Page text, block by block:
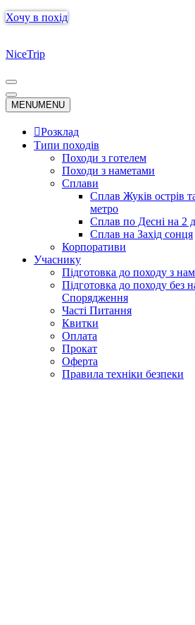
Хочу в похід
NiceTrip
Меню
навігації
Меню
навігації
MENUMENU
Розклад
Типи походів
Походи з готелем
Походи з наметами
Сплави
Сплав Жуків острів
метро
Сплав по Десні на 2
Сплав на Захід сонця
Корпоративи
Учаснику
Підготовка до походу з
Підготовка до походу без
Спорядження
Часті Питання
Квитки
Оплата
Прокат
Оферта
Правила техніки безпеки